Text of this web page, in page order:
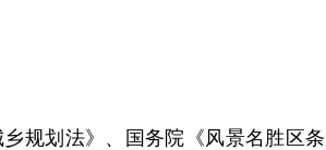
规划法》、国务院《风景名胜区条